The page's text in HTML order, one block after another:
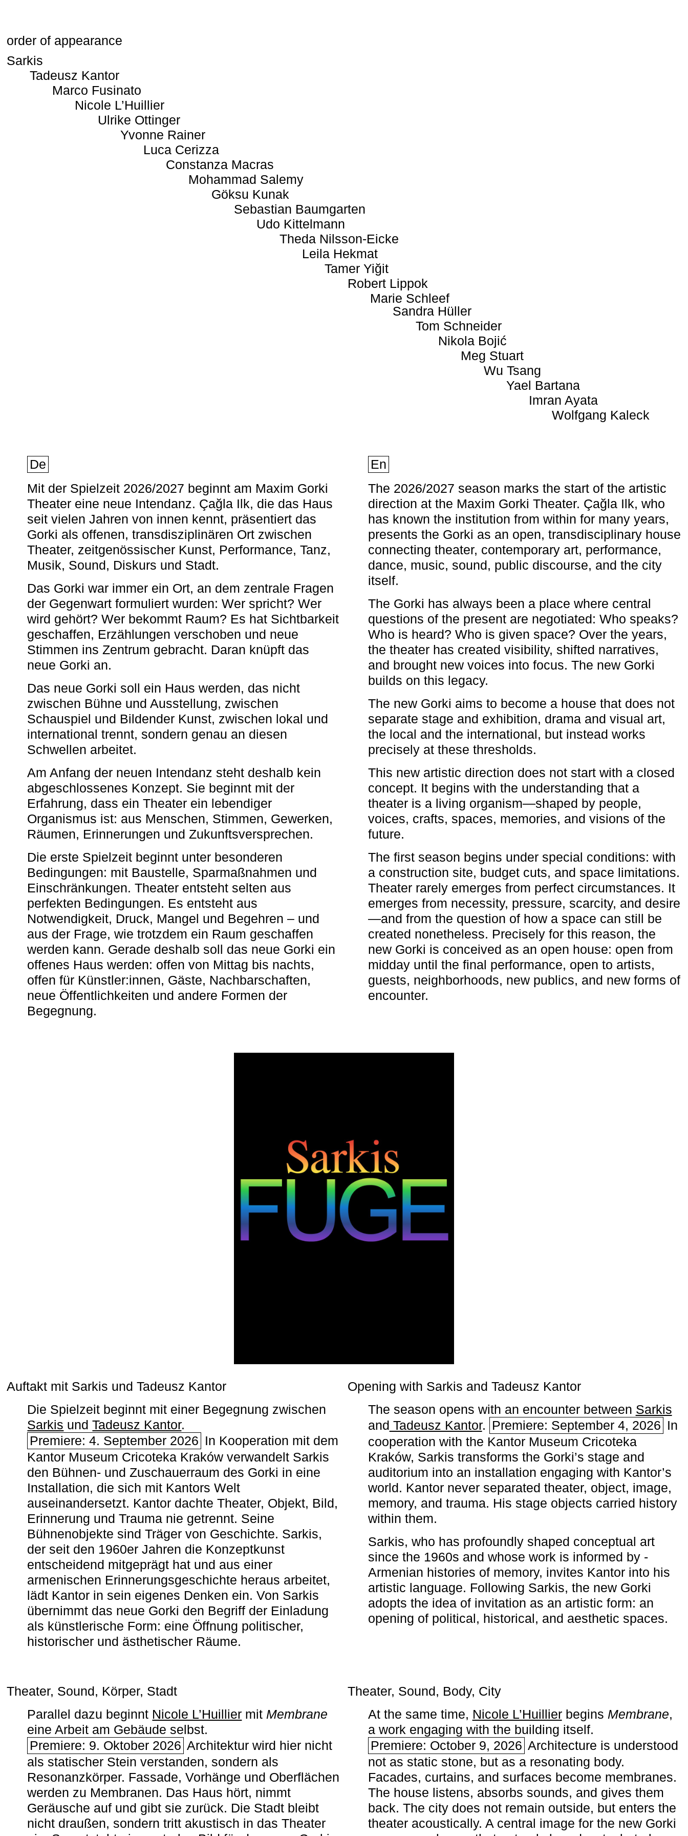
order of appearance
Sarkis
Tadeusz Kantor
Marco Fusinato
Nicole L’Huillier
Ulrike Ottinger
Yvonne Rainer
Luca Cerizza
Constanza Macras
Mohammad Salemy
Göksu Kunak
Sebastian Baumgarten
Udo Kittelmann
Theda Nilsson-Eicke
Leila Hekmat
Tamer Yiğit
Robert Lippok
Marie Schleef
Sandra Hüller
Tom Schneider
Nikola Bojić
Meg Stuart
Wu Tsang
Yael Bartana
Imran Ayata
Wolfgang Kaleck
De
Mit der Spielzeit 2026/2027 beginnt am Maxim Gorki
Theater eine neue Intendanz. Çağla Ilk, die das Haus
seit vielen Jahren von innen kennt, präsentiert das
Gorki als offenen, transdisziplinären Ort zwischen
Theater, zeitgenössischer Kunst, Performance, Tanz,
Musik, Sound, Diskurs und Stadt.
Das Gorki war immer ein Ort, an dem zentrale Fragen
der Gegenwart formuliert wurden: Wer spricht? Wer
wird gehört? Wer bekommt Raum? Es hat Sichtbarkeit
geschaffen, Erzählungen verschoben und neue
Stimmen ins Zentrum gebracht. Daran knüpft das
neue Gorki an.
Das neue Gorki soll ein Haus werden, das nicht
zwischen Bühne und Ausstellung, zwischen
Schauspiel und Bildender Kunst, zwischen lokal und
international trennt, sondern genau an diesen
Schwellen arbeitet.
Am Anfang der neuen Intendanz steht deshalb kein
abgeschlossenes Konzept. Sie beginnt mit der
Erfahrung, dass ein Theater ein lebendiger
Organismus ist: aus Menschen, Stimmen, Gewerken,
Räumen, Erinnerungen und Zukunftsversprechen.
Die erste Spielzeit beginnt unter besonderen
Bedingungen: mit Baustelle, Sparmaßnahmen und
Einschränkungen. Theater entsteht selten aus
perfekten Bedingungen. Es entsteht aus
Notwendigkeit, Druck, Mangel und Begehren – und
aus der Frage, wie trotzdem ein Raum geschaffen
werden kann. Gerade deshalb soll das neue Gorki ein
offenes Haus werden: offen von Mittag bis nachts,
offen für Künstler:innen, Gäste, Nachbarschaften,
neue Öffentlichkeiten und andere Formen der
Begegnung.
En
The 2026/2027 season marks the start of the artistic
direction at the Maxim Gorki Theater. Çağla Ilk, who
has known the institution from within for many years,
presents the Gorki as an open, transdisciplinary house
connecting theater, contemporary art, performance,
dance, music, sound, public discourse, and the city
itself.
The Gorki has always been a place where central
questions of the present are negotiated: Who speaks?
Who is heard? Who is given space? Over the years,
the theater has created visibility, shifted narratives,
and brought new voices into focus. The new Gorki
builds on this legacy.
The new Gorki aims to become a house that does not
separate stage and exhibition, drama and visual art,
the local and the international, but instead works
precisely at these thresholds.
This new artistic direction does not start with a closed
concept. It begins with the understanding that a
theater is a living organism—shaped by people,
voices, crafts, spaces, memories, and visions of the
future.
The first season begins under special conditions: with
a construction site, budget cuts, and space limitations.
Theater rarely emerges from perfect circumstances. It
emerges from necessity, pressure, scarcity, and desire
—and from the question of how a space can still be
created nonetheless. Precisely for this reason, the
new Gorki is conceived as an open house: open from
midday until the final performance, open to artists,
guests, neighborhoods, new publics, and new forms of
encounter.
Auftakt mit Sarkis und Tadeusz Kantor
Die Spielzeit beginnt mit einer Begegnung zwischen
Sarkis undTadeusz Kantor.
Premiere: 4. September 2026 In Kooperation mit dem
Kantor Museum Cricoteka Kraków verwandelt Sarkis
den Bühnen- und Zuschauerraum des Gorki in eine
Installation, die sich mit Kantors Welt
auseinandersetzt. Kantor dachte Theater, Objekt, Bild,
Erinnerung und Trauma nie getrennt. Seine
Bühnenobjekte sind Träger von Geschichte. Sarkis,
der seit den 1960er Jahren die Konzeptkunst
entscheidend mitgeprägt hat und aus einer
armenischen ­Erinnerungsgeschichte heraus arbeitet,
lädt Kantor in sein eigenes Denken ein. Von Sarkis
übernimmt das neue Gorki den Begriff der Einladung
als künstlerische Form: eine Öffnung politischer,
historischer und ästhetischer Räume.
Opening with Sarkis and Tadeusz Kantor
The season opens with an encounter between Sarkis
and Tadeusz Kantor. Premiere: September 4, 2026 In
cooperation with the ­Kantor Museum Cricoteka
Kraków, Sarkis transforms the Gorki’s stage and
auditorium into an installation engaging with Kantor’s
world. Kantor never separated theater, object, image,
memory, and trauma. His stage objects carried history
within them.
Sarkis, who has profoundly shaped conceptual art
since the 1960s and whose work is informed by ­
Armenian histories of memory, invites Kantor into his
artistic language. Following Sarkis, the new Gorki
adopts the idea of invitation as an artistic form: an
opening of political, historical, and aesthetic spaces.
Theater, Sound, Körper, Stadt
Parallel dazu beginnt Nicole L’Huillier mit ­ Membrane
eine Arbeit am Gebäude selbst.
Premiere: 9. Oktober 2026 Architektur wird hier nicht
als statischer Stein verstanden, sondern als
Resonanzkörper. Fassade, Vorhänge und Oberflächen
werden zu Membranen. Das Haus hört, nimmt
Geräusche auf und gibt sie zurück. Die Stadt bleibt
nicht draußen, sondern tritt akustisch in das Theater
Theater, Sound, Body, City
At the same time, Nicole L’Huillierbegins ­ Membrane,
a work engaging with the building itself.
Premiere: October 9, 2026 Architecture is understood
not as static stone, but as a resonating body.
Facades, curtains, and surfaces become membranes.
The house listens, absorbs sounds, and gives them
back. The city does not remain outside, but enters the
theater acoustically. A central image for the new Gorki